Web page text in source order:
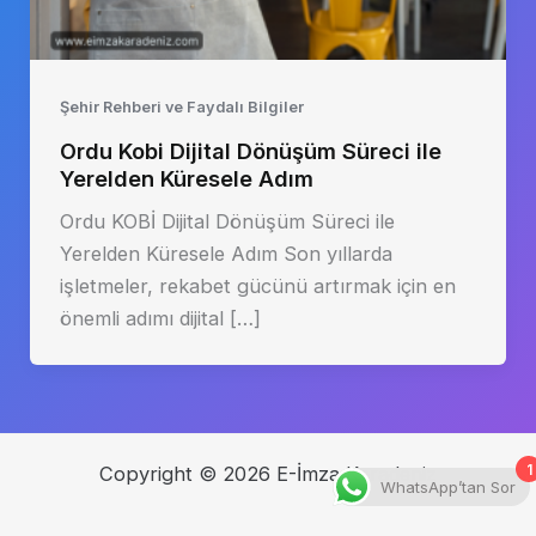
Şehir Rehberi ve Faydalı Bilgiler
Ordu Kobi Dijital Dönüşüm Süreci ile
Yerelden Küresele Adım
Ordu KOBİ Dijital Dönüşüm Süreci ile
Yerelden Küresele Adım Son yıllarda
işletmeler, rekabet gücünü artırmak için en
önemli adımı dijital […]
Copyright © 2026 E-İmza Karadeniz 1
WhatsApp’tan Sor